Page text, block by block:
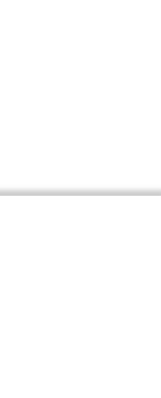
Elsa Garate